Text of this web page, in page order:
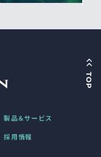
製品＆サービス
採用情報